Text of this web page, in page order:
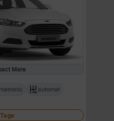
Mare
automat